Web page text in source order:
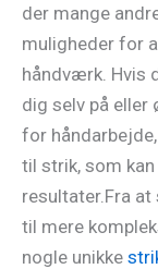
der mange
muligheder for
håndværk. Hvis
dig selv på eller
for
til strik, som
resultater.Fra
til mere
nogle unikke